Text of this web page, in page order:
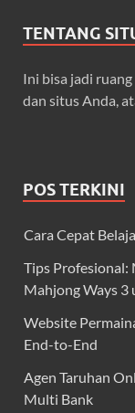
TENTANG
Ini bisa jadi
dan situs Anda,
POS TERKINI
Cara Cepat
Tips Profesional:
Mahjong Ways 3
Website
End-to-End
Agen Taruhan
Multi Bank